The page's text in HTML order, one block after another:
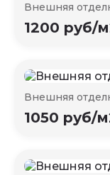
Внешняя
1200 руб/
Внешняя
1050 руб/